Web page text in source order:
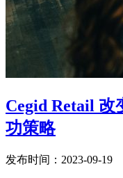
Cegid Retail 改
功策略
发布时间：2023-09-19